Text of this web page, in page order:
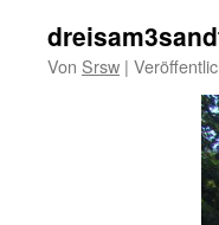
Von Srsw |